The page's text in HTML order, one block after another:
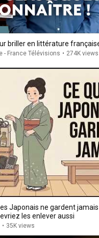
briller en littérature
- France Télévisions • 274K views
Japonais ne gardent
les enlever aussi
• 35K views